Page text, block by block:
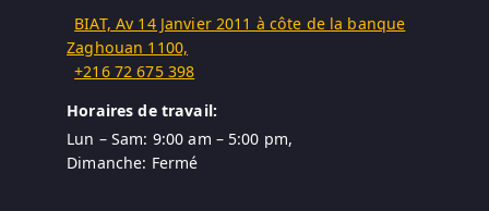
BIAT, Av 14 Janvier 2011 à côte de la banque
Zaghouan 1100,
+216 72 675 398
Horaires de travail:
Lun – Sam: 9:00 am – 5:00 pm,
Dimanche: Fermé